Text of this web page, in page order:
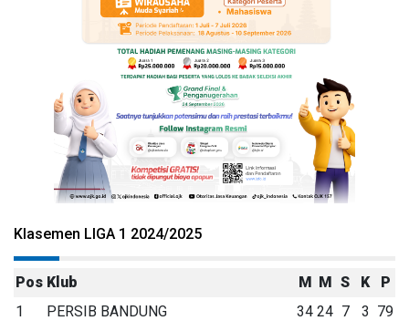
Klasemen LIGA 1 2024/2025
Pos Klub M M S K
P
1
PERSIB BANDUNG 34 24 7 3 79